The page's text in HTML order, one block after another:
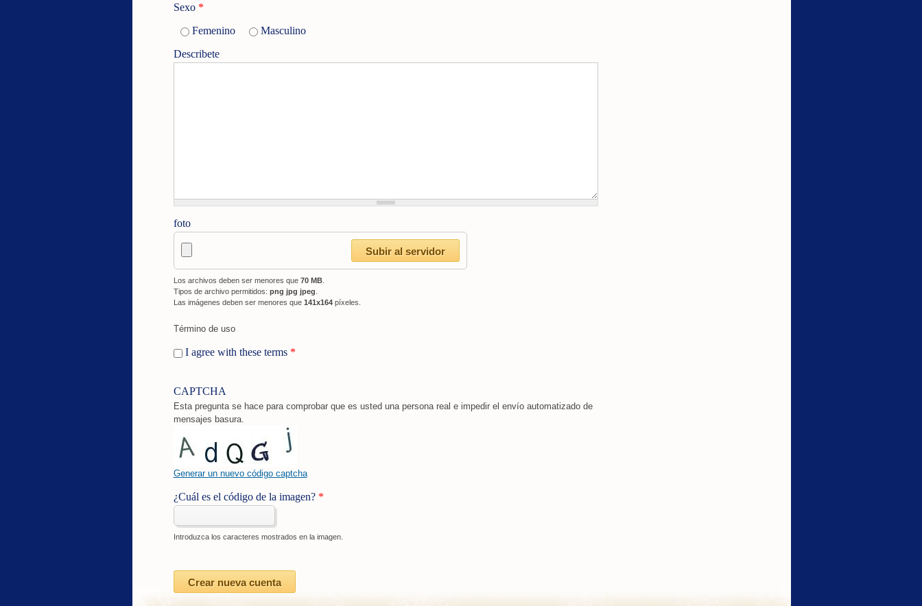
Sexo *
Femenino Masculino
Describete
foto
Los archivos deben ser menores que 70 MB.
Tipos de archivo permitidos: png jpg jpeg
Las imágenes deben ser menores que 141x164píxeles.
Término de uso
I agree with these terms *
CAPTCHA
Esta pregunta se hace para comprobar que es usted una persona real e impedir el envío automatizado de
mensajes basura.
Generar un nuevo código captcha
¿Cuál es el código de la imagen? *
Introduzca los caracteres mostrados en la imagen.